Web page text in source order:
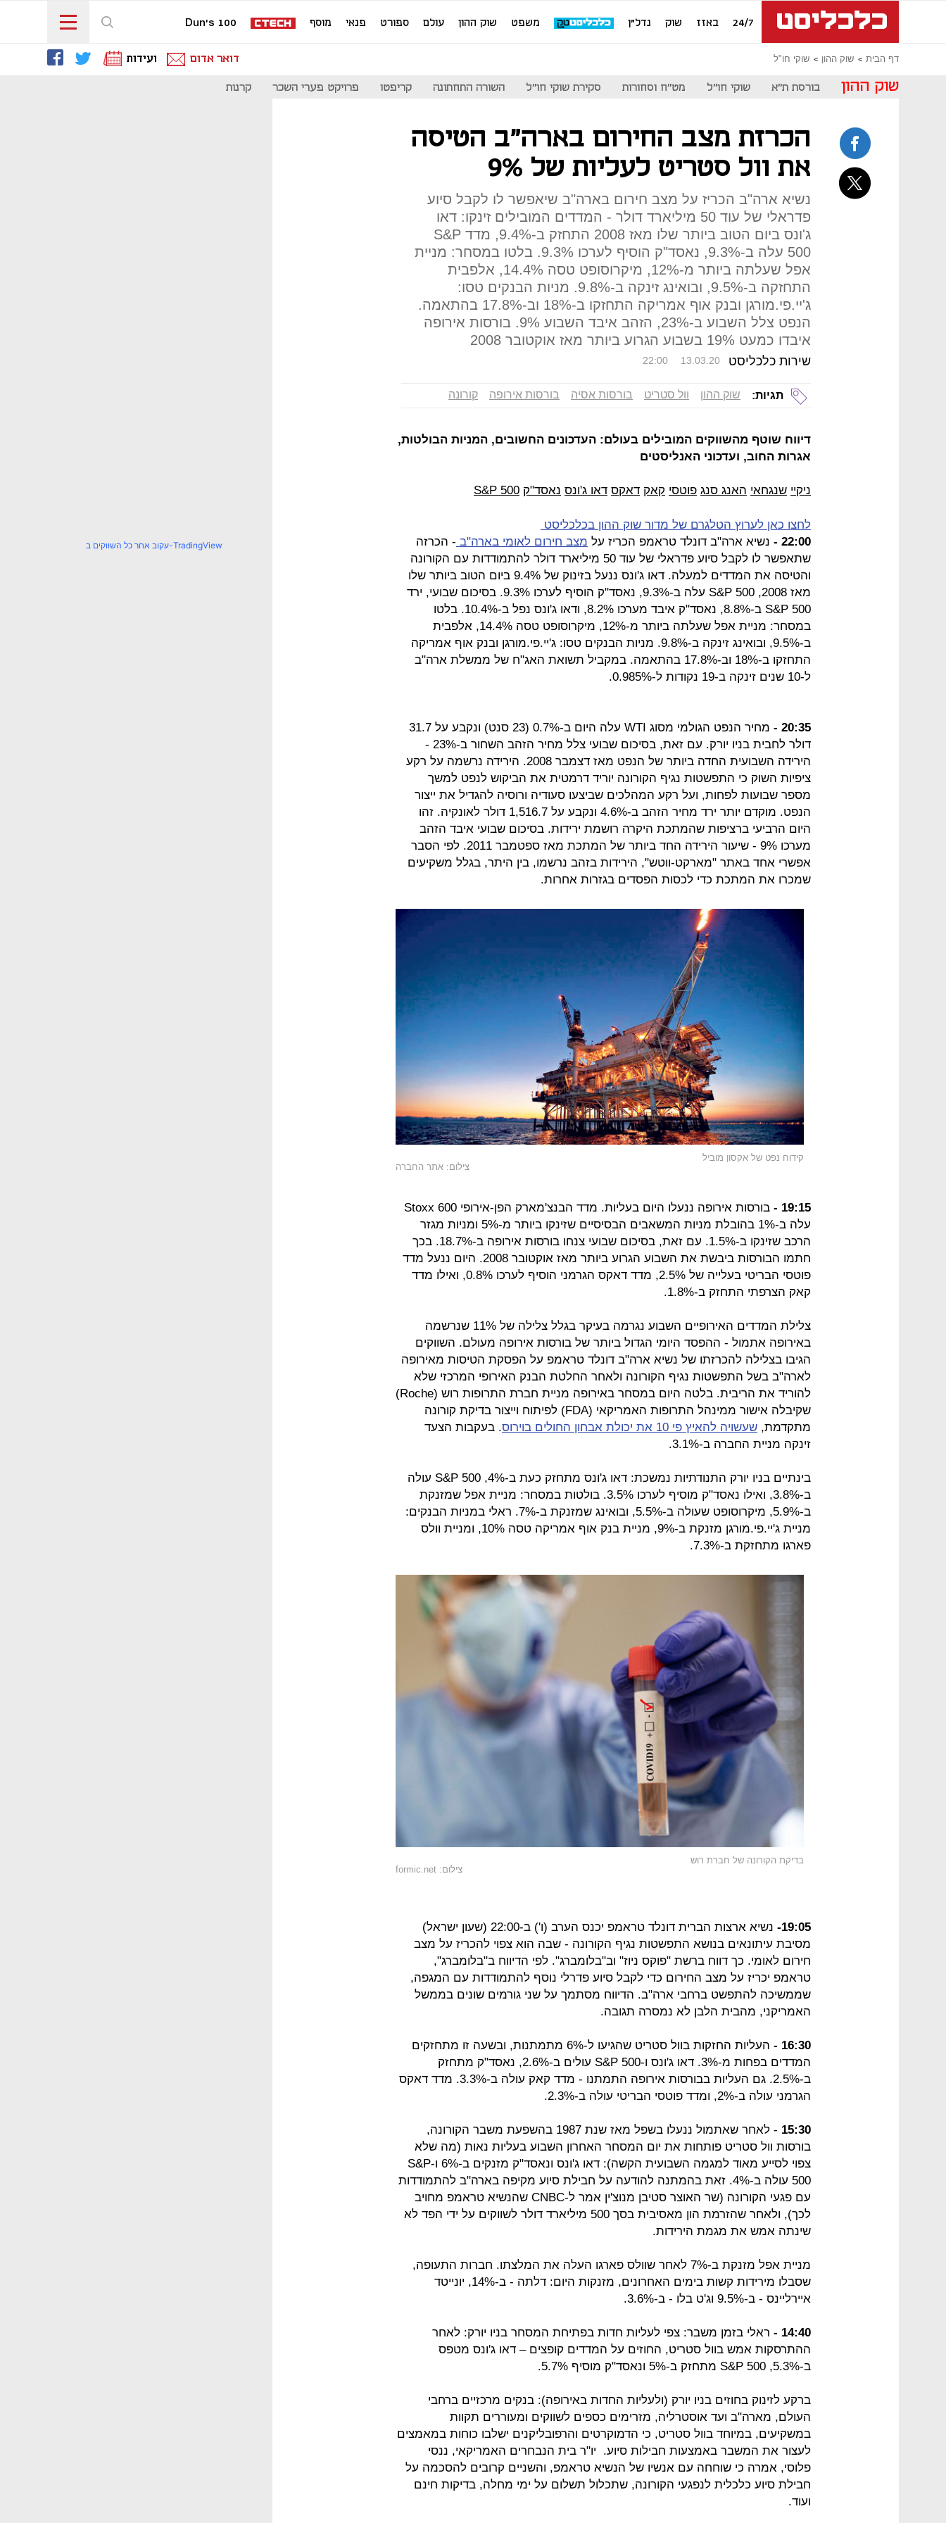
24/7 באזז שוק נדל"ן משפט שוק ההון עולם ספורט פנאי מוסף Dun's 100
דף הבית שוק ההון שוקי חו"ל דואר אדום ועידות
שוק ההון בורסת ת"א שוקי חו"ל מט"ח וסחורות סקירת שוקי חו"ל השורה התחתונה קריפטו פרויקט פערי השכר קרנות
הכרזת מצב החירום בארה"ב הטיסה
את וול סטריט לעליות של 9%
נשיא ארה"ב הכריז על מצב חירום בארה"ב שיאפשר לו לקבל סיוע
פדראלי של עוד 50 מיליארד דולר - המדדים המובילים זינקו: דאו
ג'ונס ביום הטוב ביותר שלו מאז 2008 התחזק ב-9.4%, מדד S&P
500 עלה ב-9.3%, נאסד"ק הוסיף לערכו 9.3%. בלטו במסחר: מניית
אפל שעלתה ביותר מ-12%, מיקרוסופט טסה 14.4%, אלפבית
התחזקה ב-9.5%, ובואינג זינקה ב-9.8%. מניות הבנקים טסו:
ג'יי.פי.מורגן ובנק אוף אמריקה התחזקו ב-18% וב-17.8% בהתאמה.
הנפט צלל השבוע ב-23%, הזהב איבד השבוע 9%. בורסות אירופה
איבדו כמעט 19% בשבוע הגרוע ביותר מאז אוקטובר 2008
שירות כלכליסט 22:00 13.03.20
תגיות: שוק ההון וול סטריט בורסות אסיה בורסות אירופה קורונה
דיווח שוטף מהשווקים המובילים בעולם: העדכונים החשובים, המניות הבולטות,
אגרות החוב, ועדכוני האנליסטים
ניקיי שנגחאי האנג סנג פוטסי קאק דאקס דאו ג'ונס נאסד"ק S&P 500
לחצו כאן לערוץ הטלגרם של מדור שוק ההון בכלכליסט
22:00 -
נשיא ארה"ב דונלד טראמפ הכריז על מצב חירום לאומי בארה"ב - הכרזה
שתאפשר לו לקבל סיוע פדראלי של עוד 50 מיליארד דולר להתמודדות עם הקורונה
והטיסה את המדדים למעלה. דאו ג'ונס ננעל בזינוק של 9.4% ביום הטוב ביותר שלו
מאז 2008, S&P 500 עלה ב-9.3%, נאסד"ק הוסיף לערכו 9.3%. בסיכום שבועי, ירד
S&P 500 ב-8.8%, נאסד"ק איבד מערכו 8.2%, ודאו ג'ונס נפל ב-10.4%. בלטו
במסחר: מניית אפל שעלתה ביותר מ-12%, מיקרוסופט טסה 14.4%, אלפבית
ב-9.5%, ובואינג זינקה ב-9.8%. מניות הבנקים טסו: ג'יי.פי.מורגן ובנק אוף אמריקה
התחזקו ב-18% וב-17.8% בהתאמה. במקביל תשואת האג"ח של ממשלת ארה"ב
ל-10 שנים זינקה ב-19 נקודות ל-0.985%.
20:35 -
מחיר הנפט הגולמי מסוג WTI עלה היום ב-0.7% (23 סנט) ונקבע על 31.7
דולר לחבית בניו יורק. עם זאת, בסיכום שבועי צלל מחיר הזהב השחור ב-23% -
הירידה השבועית החדה ביותר של הנפט מאז דצמבר 2008. הירידה נרשמה על רקע
ציפיות השוק כי התפשטות נגיף הקורונה יוריד דרמטית את הביקוש לנפט למשך
מספר שבועות לפחות, ועל רקע המהלכים שביצעו סעודיה ורוסיה להגדיל את ייצור
הנפט. מוקדם יותר ירד מחיר הזהב ב-4.6% ונקבע על 1,516.7 דולר לאונקיה. זהו
היום הרביעי ברציפות שהמתכת היקרה רושמת ירידות. בסיכום שבועי איבד הזהב
מערכו 9% - שיעור הירידה החד ביותר של המתכת מאז ספטמבר 2011. לפי הסבר
אפשרי אחד באתר "מארקט-ווטש", הירידות בזהב נרשמו, בין היתר, בגלל משקיעים
שמכרו את המתכת כדי לכסות הפסדים בגזרות אחרות.
קידוח נפט של אקסון מוביל
צילום: אתר החברה
19:15 -
בורסות אירופה ננעלו היום בעליות. מדד הבנצ'מארק הפן-אירופי Stoxx 600
עלה ב-1% בהובלת מניות המשאבים הבסיסיים שזינקו ביותר מ-5% ומניות מגזר
הרכב שזינקו ב-1.5%. עם זאת, בסיכום שבועי צנחו בורסות אירופה ב-18.7%. בכך
חתמו הבורסות ביבשת את השבוע הגרוע ביותר מאז אוקטובר 2008. היום ננעל מדד
פוטסי הבריטי בעלייה של 2.5%, מדד דאקס הגרמני הוסיף לערכו 0.8%, ואילו מדד
קאק הצרפתי התחזק ב-1.8%.
צלילת המדדים האירופיים השבוע נגרמה בעיקר בגלל צלילה של 11% שנרשמה
באירופה אתמול - ההפסד היומי הגדול ביותר של בורסות אירופה מעולם. השווקים
הגיבו בצלילה להכרזתו של נשיא ארה"ב דונלד טראמפ על הפסקת הטיסות מאירופה
לארה"ב בשל התפשטות נגיף הקורונה ולאחר החלטת הבנק האירופי המרכזי שלא
להוריד את הריבית. בלטה היום במסחר באירופה מניית חברת התרופות רוש (Roche)
שקיבלה אישור ממינהל התרופות האמריקאי (FDA) לפיתוח וייצור בדיקת קורונה
מתקדמת, שעשויה להאיץ פי 10 את יכולת אבחון החולים בוירוס
. בעקבות הצעד
זינקה מניית החברה ב-3.1%.
בינתיים בניו יורק התנודתיות נמשכת: דאו ג'ונס מתחזק כעת ב-4%, S&P 500 עולה
ב-3.8%, ואילו נאסד"ק מוסיף לערכו 3.5%. בולטות במסחר: מניית אפל שמזנקת
ב-5.9%, מיקרוסופט שעולה ב-5.5%, ובואינג שמזנקת ב-7%. ראלי במניות הבנקים:
מניית ג'יי.פי.מורגן מזנקת ב-9%, מניית בנק אוף אמריקה טסה 10%, ומניית וולס
פארגו מתחזקת ב-7.3%.
בדיקת הקורונה של חברת רוש
צילום: formic.net
19:05-
נשיא ארצות הברית דונלד טראמפ יכנס הערב (ו') ב-22:00 (שעון ישראל)
מסיבת עיתונאים בנושא התפשטות נגיף הקורונה - שבה הוא צפוי להכריז על מצב
חירום לאומי. כך דווח ברשת "פוקס ניוז" וב"בלומברג". לפי הדיווח ב"בלומברג",
טראמפ יכריז על מצב החירום כדי לקבל סיוע פדרלי נוסף להתמודדות עם המגפה,
שממשיכה להתפשט ברחבי ארה"ב. הדיווח מסתמך על שני גורמים שונים בממשל
האמריקני, מהבית הלבן לא נמסרה תגובה.
16:30 -
העליות החזקות בוול סטריט שהגיעו ל-6% מתמתנות, ובשעה זו מתחזקים
המדדים בפחות מ-3%. דאו ג'ונס ו-S&P 500 עולים ב-2.6%, נאסד"ק מתחזק
ב-2.5%. גם העליות בבורסות אירופה התמתנו - מדד קאק עולה ב-3.3%. מדד דאקס
הגרמני עולה ב-2%, ומדד פוטסי הבריטי עולה ב-2.3%.
15:30
- לאחר שאתמול ננעלו בשפל מאז שנת 1987 בהשפעת משבר הקורונה,
בורסות וול סטריט פותחות את יום המסחר האחרון השבוע בעליות נאות (מה שלא
צפוי לסייע מאוד למגמה השבועית הקשה): דאו ג'ונס ונאסד"ק מזנקים ב-6% ו-S&P
500 עולה ב-4%. זאת בהמתנה להודעה על חבילת סיוע מקיפה בארה"ב להתמודדות
עם פגעי הקורונה (שר האוצר סטיבן מנוצ'ין אמר ל-CNBC שהנשיא טראמפ מחויב
לכך), ולאחר שהזרמת הון מאסיבית בסך 500 מיליארד דולר לשווקים על ידי הפד לא
שינתה אמש את מגמת הירידות.
מניית אפל מזנקת ב-7% לאחר שוולס פארגו העלה את המלצתו. חברות התעופה,
שסבלו מירידות קשות בימים האחרונים, מזנקות היום: דלתה - ב-14%, יונייטד
איירליינס - ב-9.5% וג'ט בלו - ב-3.6%.
14:40 -
ראלי בזמן משבר: צפי לעליות חדות בפתיחת המסחר בניו יורק: לאחר
ההתרסקות אמש בוול סטריט, החוזים על המדדים קופצים – דאו ג'ונס מטפס
ב-5.3%, S&P 500 מתחזק ב-5% ונאסד"ק מוסיף 5.7%.
ברקע לזינוק בחוזים בניו יורק (ולעליות החדות באירופה): בנקים מרכזיים ברחבי
העולם, מארה"ב ועד אוסטרליה, מזרימים כספים לשווקים ומעוררים תקוות
במשקיעים, במיוחד בוול סטריט, כי הדמוקרטים והרפובליקנים ישלבו כוחות במאמצים
לעצור את המשבר באמצעות חבילות סיוע. יו"ר בית הנבחרים האמריקאי, ננסי
פלוסי, אמרה כי שוחחה עם אנשיו של הנשיא טראמפ, והשניים קרובים להסכמה על
חבילת סיוע כלכלית לנפגעי הקורונה, שתכלול תשלום על ימי מחלה, בדיקות חינם
ועוד.
עקוב אחר כל השווקים ב-TradingView